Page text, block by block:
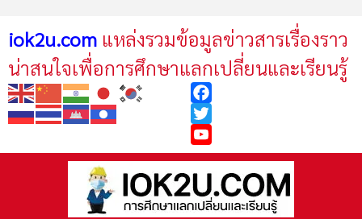
iok2u.com แหล่งรวมข้อมูลข่าวสารเรื่องราว
น่าสนใจเพื่อการศึกษาแลกเปลี่ยนและเรียนรู้
Facebook
Twitter
YouTube